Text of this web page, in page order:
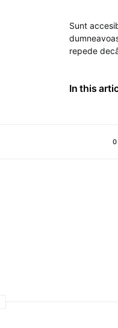
Sunt
repede
In this
0